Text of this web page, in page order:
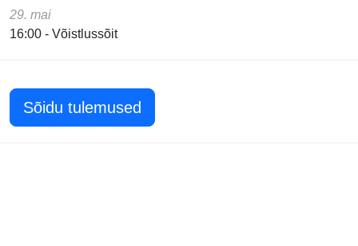
29. mai
16:00 - Võistlussõit
Sõidu tulemused